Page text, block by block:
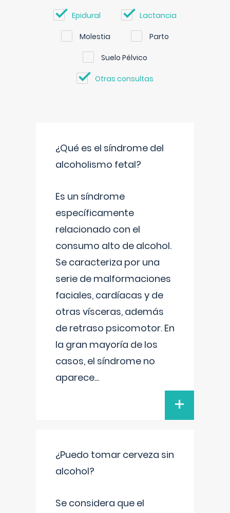
Epidural Lactancia
Molestia Parto
Suelo Pélvico
Otras consultas
¿Qué es el síndrome del
alcoholismo fetal?
Es un síndrome
específicamente
relacionado con el
consumo alto de alcohol.
Se caracteriza por una
serie de malformaciones
faciales, cardíacas y de
otras vísceras, además
de retraso psicomotor. En
la gran mayoría de los
casos, el síndrome no
aparece...
+
¿Puedo tomar cerveza sin
alcohol?
Se considera que el